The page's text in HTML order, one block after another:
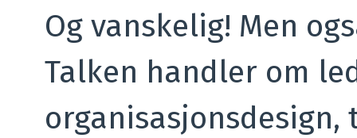
Og vanskelig! Men
Talken handler om
organisasjonsdesign,